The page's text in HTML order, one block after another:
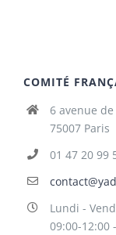
COMITÉ
6 avenue
75007 Paris
01 47 20 99
Lundi -
09:00-12:00